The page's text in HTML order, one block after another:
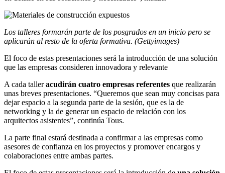
Los talleres formarán parte de los posgrados en un inicio pero se
aplicarán al resto de la oferta formativa. (Gettyimages)
El foco de estas presentaciones será la introducción de una solución
que las empresas consideren innovadora y relevante
A cada talleracudirán cuatro empresas referentes que realizarán
unas breves presentaciones. “Queremos que sean muy concisas para
dejar espacio a la segunda parte de la sesión, que es la de
networking y la de generar un espacio de relación con los
arquitectos asistentes”, continúa Tous.
La parte final estará destinada a confirmar a las empresas como
asesores de confianza en los proyectos y promover encargos y
colaboraciones entre ambas partes.